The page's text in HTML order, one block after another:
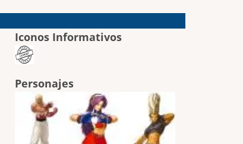
Iconos Informativos
Personajes